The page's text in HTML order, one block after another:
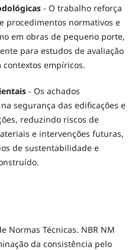
- O trabalho reforça
procedimentos normativos e
em obras de pequeno porte,
para estudos de avaliação
empíricos.
- Os achados
segurança das edificações e
reduzindo riscos de
e intervenções futuras,
de sustentabilidade e
Normas Técnicas. NBR NM
da consistência pelo